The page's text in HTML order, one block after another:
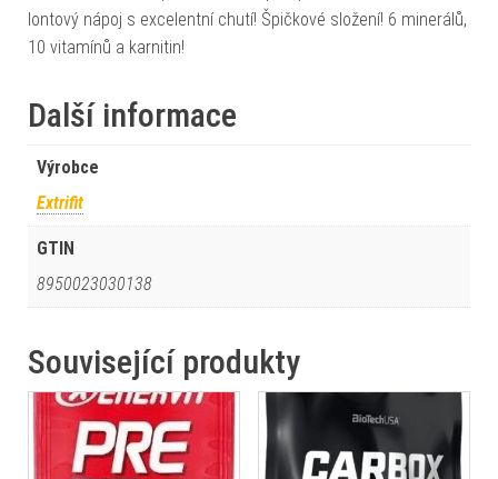
Iontový nápoj s excelentní chutí! Špičkové složení! 6 minerálů,
10 vitamínů a karnitin!
Další informace
Výrobce
Extrifit
GTIN
8950023030138
Související produkty